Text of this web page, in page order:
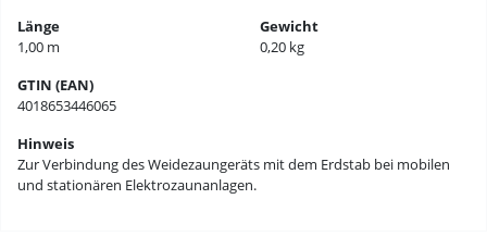
Länge
1,00 m
Gewicht
0,20 kg
GTIN (EAN)
4018653446065
Hinweis
Zur Verbindung des Weidezaungeräts mit dem Erdstab bei mobilen
und stationären Elektrozaunanlagen.